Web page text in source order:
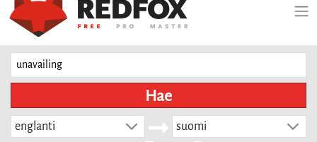
Hae
englanti suomi